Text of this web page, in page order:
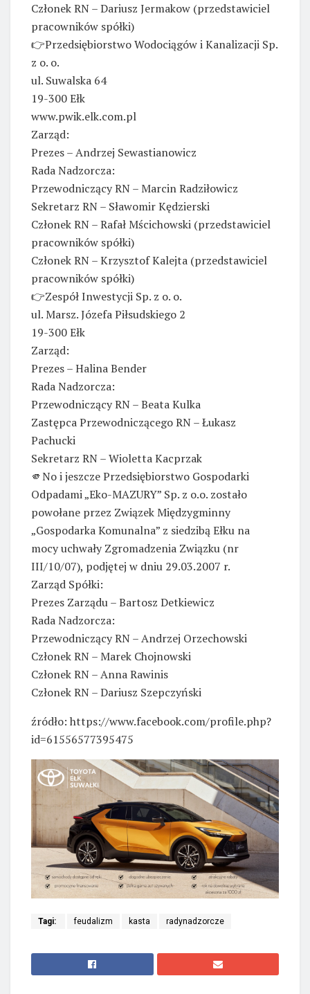
Członek RN – Dariusz Jermakow (przedstawiciel
pracowników spółki)
👉Przedsiębiorstwo Wodociągów i Kanalizacji Sp.
z o. o.
ul. Suwalska 64
19-300 Ełk
www.pwik.elk.com.pl
Zarząd:
Prezes – Andrzej Sewastianowicz
Rada Nadzorcza:
Przewodniczący RN – Marcin Radziłowicz
Sekretarz RN – Sławomir Kędzierski
Członek RN – Rafał Mścichowski (przedstawiciel
pracowników spółki)
Członek RN – Krzysztof Kalejta (przedstawiciel
pracowników spółki)
👉Zespół Inwestycji Sp. z o. o.
ul. Marsz. Józefa Piłsudskiego 2
19-300 Ełk
Zarząd:
Prezes – Halina Bender
Rada Nadzorcza:
Przewodniczący RN – Beata Kulka
Zastępca Przewodniczącego RN – Łukasz
Pachucki
Sekretarz RN – Wioletta Kacprzak
🫵No i jeszcze Przedsiębiorstwo Gospodarki
Odpadami „Eko-MAZURY” Sp. z o.o. zostało
powołane przez Związek Międzygminny
„Gospodarka Komunalna” z siedzibą Ełku na
mocy uchwały Zgromadzenia Związku (nr
III/10/07), podjętej w dniu 29.03.2007 r.
Zarząd Spółki:
Prezes Zarządu – Bartosz Detkiewicz
Rada Nadzorcza:
Przewodniczący RN – Andrzej Orzechowski
Członek RN – Marek Chojnowski
Członek RN – Anna Rawinis
Członek RN – Dariusz Szepczyński
źródło: https://www.facebook.com/profile.php?
id=61556577395475
Tagi: feudalizm kasta radynadzorcze